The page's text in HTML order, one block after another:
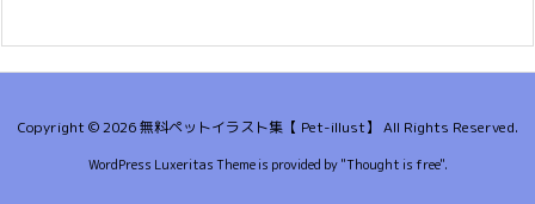
Copyright ©2026 無料ペットイラスト集【 Pet-illust】 All Rights Reserved.
WordPress Luxeritas Theme is provided by "Thought is free".